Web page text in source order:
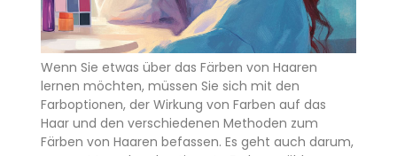
Wenn Sie etwas über das Färben von Haaren
lernen möchten, müssen Sie sich mit den
Farboptionen, der Wirkung von Farben auf das
Haar und den verschiedenen Methoden zum
Färben von Haaren befassen. Es geht auch darum,